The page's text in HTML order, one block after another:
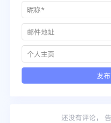
还没有评论，